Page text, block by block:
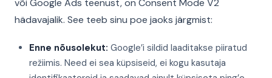
või Google Ads teenust, on Consent Mode V2
hädavajalik. See teeb sinu poe jaoks järgmist:
Enne nõusolekut: Google’i sildid laaditakse piiratud
režiimis. Need ei sea küpsiseid, ei kogu kasutaja